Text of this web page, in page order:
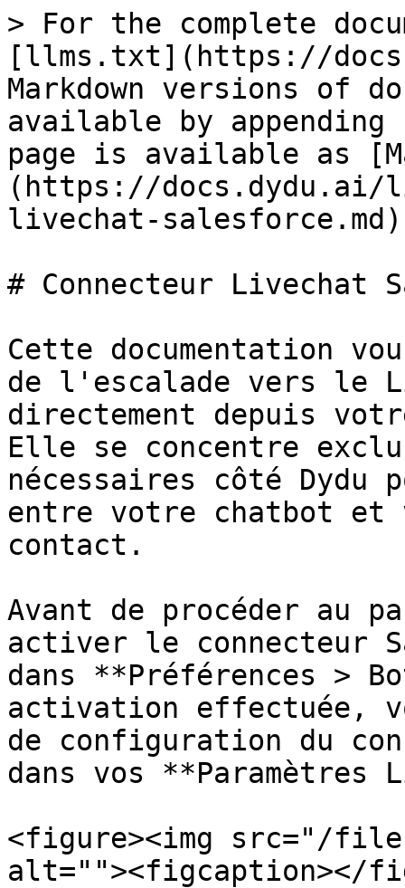
> For the complete
[llms.txt](https://
Markdown versions of
available by
page is available as
(https://docs.dydu.ai/
livechat-
# Connecteur Livechat
Cette documentation
de l'escalade vers le
directement depuis
Elle se concentre
nécessaires côté
entre votre chatbot
contact.
Avant de procéder au
activer le connecteur
dans **Préférences >
activation effectuée,
de configuration du
dans vos **Paramètres
<figure><img src="/files/
alt=""><figcaption></